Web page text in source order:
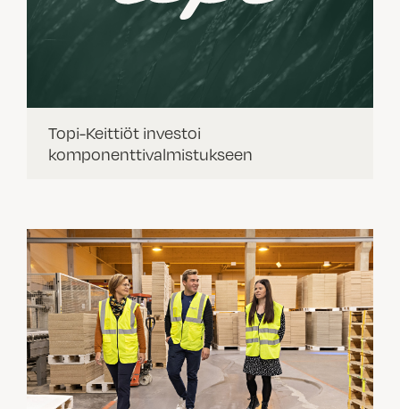
Topi-Keittiöt investoi
komponenttivalmistukseen